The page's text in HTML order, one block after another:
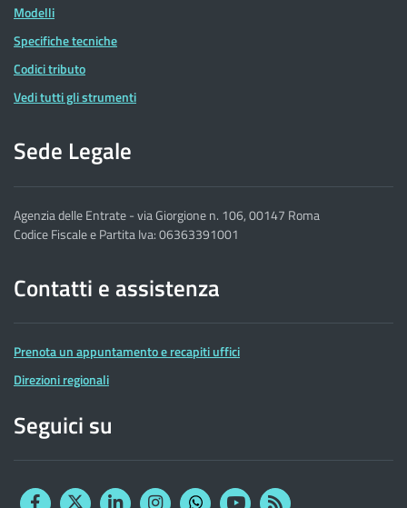
Modelli
Specifiche tecniche
Codici tributo
Vedi tutti gli strumenti
Sede Legale
Agenzia delle Entrate - via Giorgione n. 106, 00147 Roma
Codice Fiscale e Partita Iva: 06363391001
Contatti e assistenza
Prenota un appuntamento e recapiti uffici
Direzioni regionali
Seguici su
FacebookTwitterLinkedinInstagram YouTubeRSS